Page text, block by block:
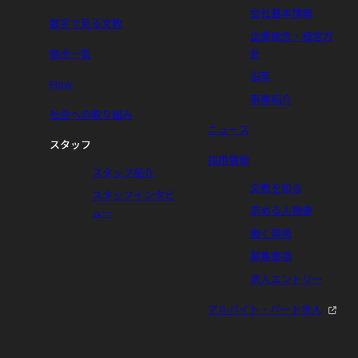
数字で見る文教
拠点一覧
Flow
社会への取り組み
スタッフ
スタッフ紹介
スタッフインタビ
ュー
会社基本情報
企業理念・経営方
針
沿革
事業紹介
ニュース
採用情報
文教を知る
求める人物像
働く環境
募集要項
求人エントリー
アルバイト・パート求人